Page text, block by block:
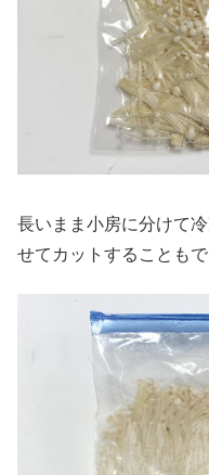
長いまま小房に分けて
せてカットすることもで